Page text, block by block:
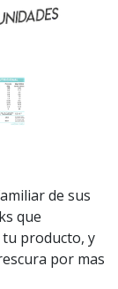
de sus
que
producto, y
por mas